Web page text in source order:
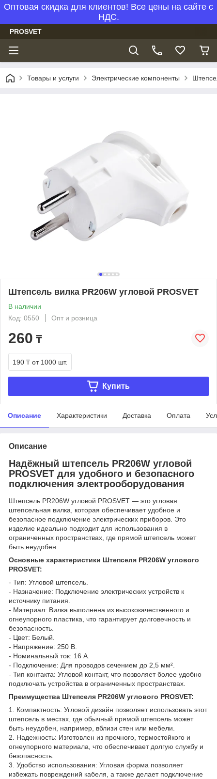
Оптовая скидка для клиентов! Все цены на сайте с
НДС.
PROSVET
Товары и услуги Электрические компоненты
Штепсель вилка PR206W угловой PROSVET
В наличии
Код: 0550
Опт и розница
260 ₸
190 ₸ от 1000 шт.
Купить
Описание Характеристики Доставка Оплата
Описание
Надёжный штепсель PR206W угловой
PROSVET для удобного и безопасного
подключения электрооборудования
Штепсель PR206W угловой PROSVET — это угловая
штепсельная вилка, которая обеспечивает удобное и
безопасное подключение электрических приборов. Это
изделие идеально подходит для использования в
ограниченных пространствах, где прямой штепсель может
быть неудобен.
Основные характеристики Штепселя PR206W углового
PROSVET:
- Тип: Угловой штепсель.
- Назначение: Подключение электрических устройств к
источнику питания.
- Материал: Вилка выполнена из высококачественного и
огнеупорного пластика, что гарантирует долговечность и
безопасность.
- Цвет: Белый.
- Напряжение: 250 В.
- Номинальный ток: 16 А.
- Подключение: Для проводов сечением до 2,5 мм².
- Тип контакта: Угловой контакт, что позволяет более удобно
подключать устройства в ограниченных пространствах.
Преимущества Штепселя PR206W углового PROSVET:
1. Компактность: Угловой дизайн позволяет использовать этот
штепсель в местах, где обычный прямой штепсель может
быть неудобен, например, вблизи стен или мебели.
2. Надежность: Изготовлен из прочного, термостойкого и
огнеупорного материала, что обеспечивает долгую службу и
безопасность.
3. Удобство использования: Угловая форма позволяет
избежать повреждений кабеля, а также делает подключение